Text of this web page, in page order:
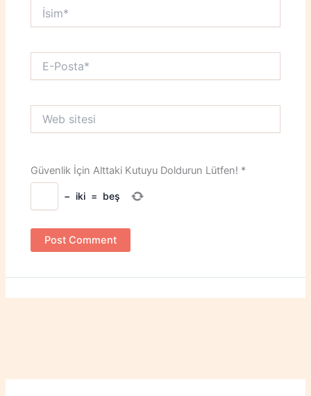
İsim*
Posta*
sitesi
Güvenlik İçin Alttaki Kutuyu Doldurun Lütfen! *
− iki = beş